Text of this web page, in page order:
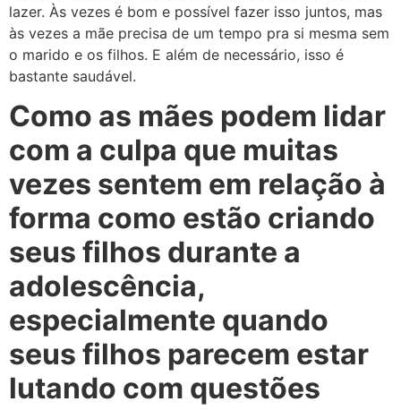
lazer. Às vezes é bom e possível fazer isso juntos, mas
às vezes a mãe precisa de um tempo pra si mesma sem
o marido e os filhos. E além de necessário, isso é
bastante saudável.
Como as mães podem lidar
com a culpa que muitas
vezes sentem em relação à
forma como estão criando
seus filhos durante a
adolescência,
especialmente quando
seus filhos parecem estar
lutando com questões